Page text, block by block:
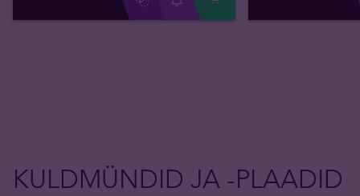
KULDMÜNDID JA -PLAADID